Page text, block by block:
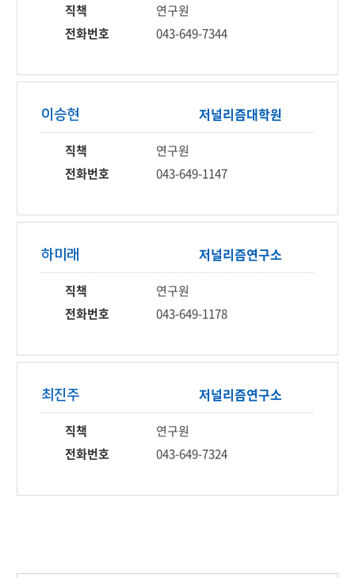
직책
연구원
전화번호
043-649-7344
저널리즘대학원
이승현
직책
연구원
전화번호
043-649-1147
저널리즘연구소
하미래
직책
연구원
전화번호
043-649-1178
저널리즘연구소
최진주
직책
연구원
전화번호
043-649-7324